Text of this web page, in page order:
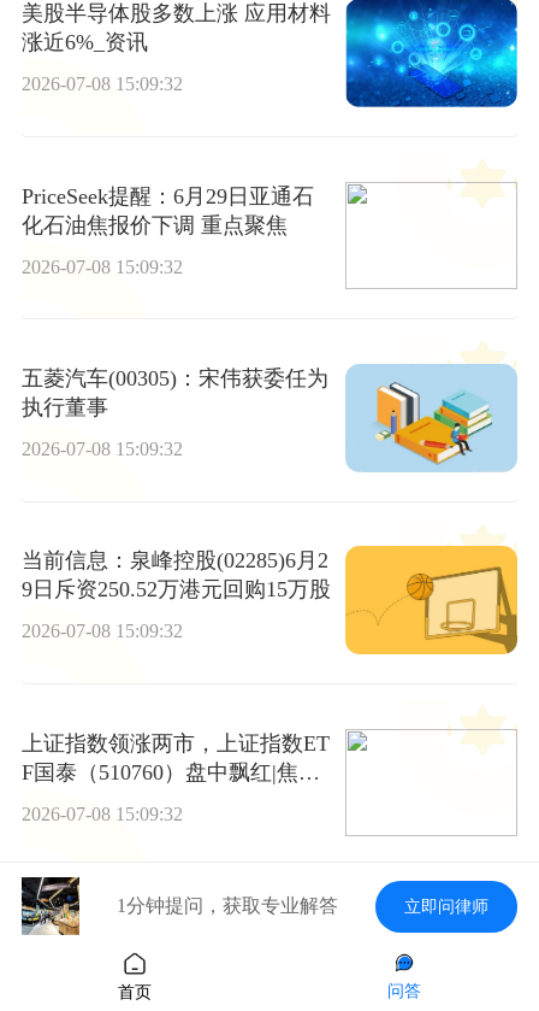
美股半导体股多数上涨 应用材料
涨近6%_资讯
2026-07-08 15:09:32
PriceSeek提醒：6月29日亚通石
化石油焦报价下调 重点聚焦
2026-07-08 15:09:32
五菱汽车(00305)：宋伟获委任为
执行董事
2026-07-08 15:09:32
当前信息：泉峰控股(02285)6月2
9日斥资250.52万港元回购15万股
2026-07-08 15:09:32
上证指数领涨两市，上证指数ET
F国泰（510760）盘中飘红|焦点
2026-07-08 15:09:32
生意社：6月29日鲁西化工异辛
醇报价下跌
2026-07-08 15:09:32
1分钟提问，获取专业解答 立即问律师
首页 问答